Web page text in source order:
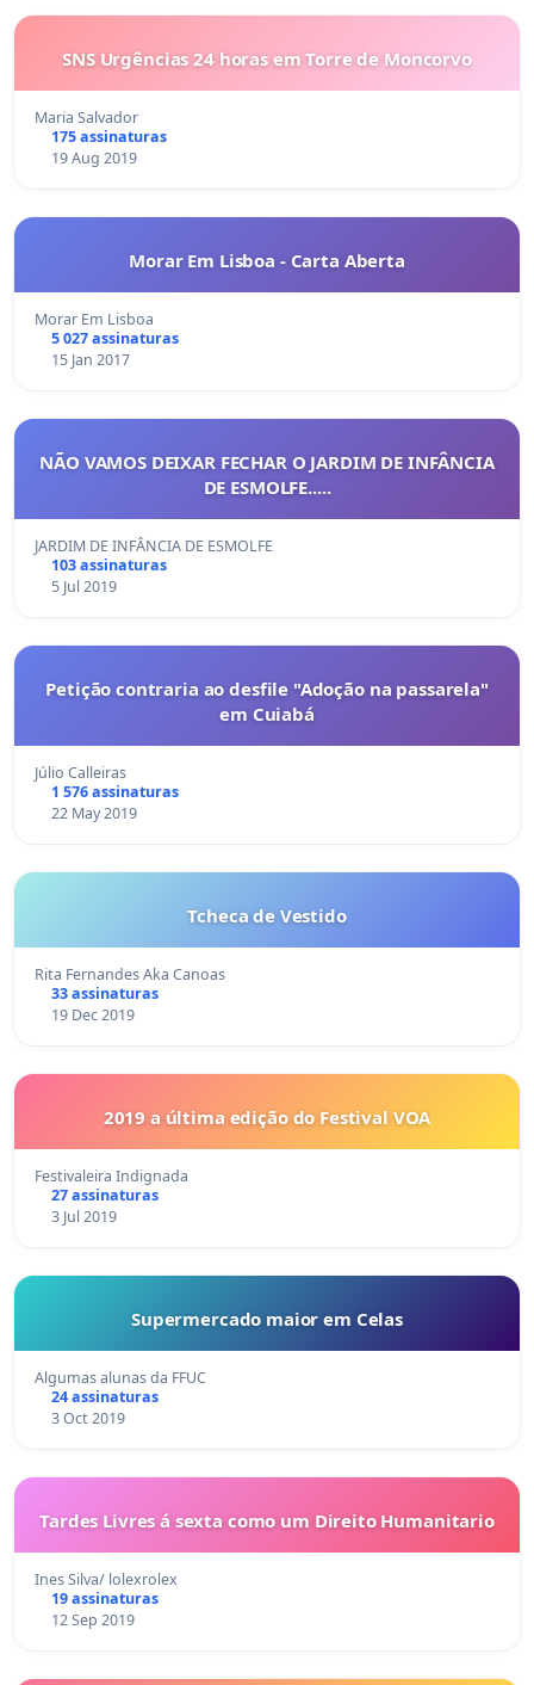
SNS Urgências 24 horas em Torre de Moncorvo
Maria Salvador
175 assinaturas
19 Aug 2019
Morar Em Lisboa - Carta Aberta
Morar Em Lisboa
5 027 assinaturas
15 Jan 2017
NÃO VAMOS DEIXAR FECHAR O JARDIM DE INFÂNCIA
DE ESMOLFE.....
JARDIM DE INFÂNCIA DE ESMOLFE
103 assinaturas
5 Jul 2019
Petição contraria ao desfile "Adoção na passarela"
em Cuiabá
Júlio Calleiras
1 576 assinaturas
22 May 2019
Tcheca de Vestido
Rita Fernandes Aka Canoas
33 assinaturas
19 Dec 2019
2019 a última edição do Festival VOA
Festivaleira Indignada
27 assinaturas
3 Jul 2019
Supermercado maior em Celas
Algumas alunas da FFUC
24 assinaturas
3 Oct 2019
Tardes Livres á sexta como um Direito Humanitario
Ines Silva/ lolexrolex
19 assinaturas
12 Sep 2019